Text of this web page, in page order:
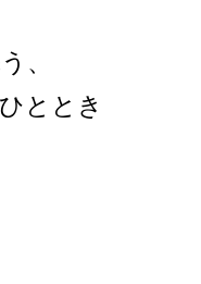
、
ととき